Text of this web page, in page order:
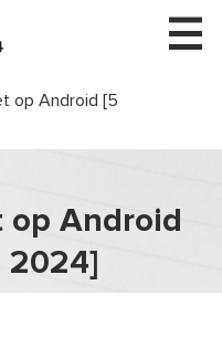
op Android [5
op Android
2024]